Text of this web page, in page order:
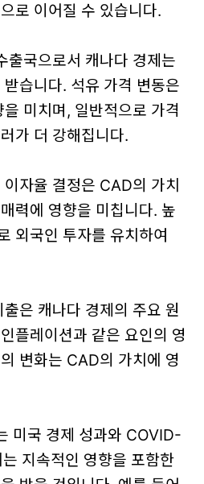
로 이어질 수 있습니다.
출국으로서 캐나다 경제는
습니다. 석유 가격 변동은
미치며, 일반적으로 가격
가 더 강해집니다.
자율 결정은 CAD의 가치
력에 영향을 미칩니다. 높
외국인 투자를 유치하여
은 캐나다 경제의 주요 원
플레이션과 같은 요인의 영
변화는 CAD의 가치에 영
미국 경제 성과와 COVID-
지속적인 영향을 포함한